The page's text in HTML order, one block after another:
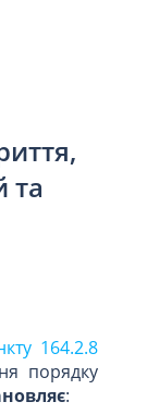
та
164.2.8
порядку
: